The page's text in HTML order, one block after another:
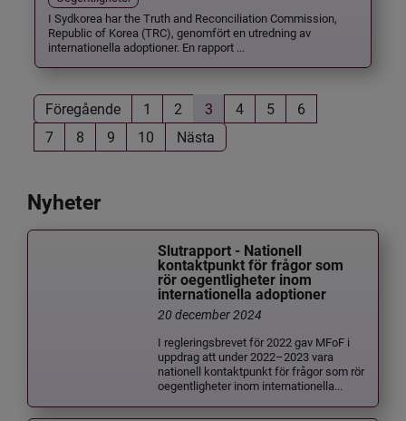
I Sydkorea har the Truth and Reconciliation Commission,
Republic of Korea (TRC), genomfört en utredning av
internationella adoptioner. En rapport ...
Föregående 1 2 3 4 5
6
7
8 9 10 Nästa
Nyheter
Slutrapport - Nationell
kontaktpunkt för frågor som
rör oegentligheter inom
internationella adoptioner
20 december 2024
I regleringsbrevet för 2022 gav MFoF i
uppdrag att under 2022–2023 vara
nationell kontaktpunkt för frågor som rör
oegentligheter inom internationella...